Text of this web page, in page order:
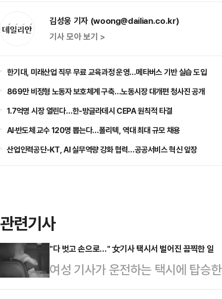
김성웅 기자 (woong@dailian.co.kr)
기사 모아 보기 >
한기대, 미래산업 직무 무료 교육과정 운영…메타버스 기반 실습 도입
869만 비정형 노동자 보호체계 구축…노동시장 대개편 청사진 공개
1.7억명 시장 열린다…한-방글라데시 CEPA 원칙적 타결
AI·반도체 교수 120명 뽑는다…폴리텍, 역대 최대 규모 채용
산업인력공단-KT, AI 실무역량 강화 협력…공공서비스 혁신 앞장
관련기사
"다 벗고 손으로…" 女기사 택시서 벌어진 끔찍한 일
여성 기사가 운전하는 택시에 탑승
위까지 해 경찰에 체포됐다.지난